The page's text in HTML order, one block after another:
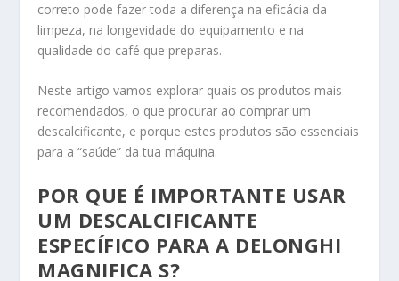
correto pode fazer toda a diferença na eficácia da
limpeza, na longevidade do equipamento e na
qualidade do café que preparas.
Neste artigo vamos explorar quais os produtos mais
recomendados, o que procurar ao comprar um
descalcificante, e porque estes produtos são essenciais
para a “saúde” da tua máquina.
POR QUE É IMPORTANTE USAR
UM DESCALCIFICANTE
ESPECÍFICO PARA A DELONGHI
MAGNIFICA S?